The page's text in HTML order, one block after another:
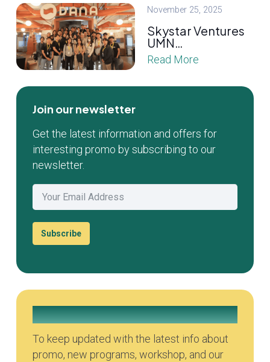
November 25, 2025
Skystar Ventures
UMN…
Read More
Join our newsletter
Get the latest information and offers for
interesting promo by subscribing to our
newsletter.
Subscribe
Join our Whatsapp Group
To keep updated with the latest info about
promo, new programs, workshop, and our